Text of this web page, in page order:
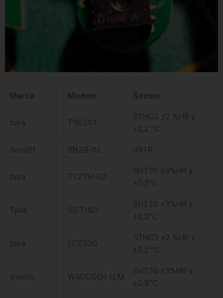
Marca Modelo Sensor
tuya TS0201
STHC3 ±2 %HR y
±0,2 °C
Sonoff SNZB-02 091R
tuya TYZTH-02
SHT30 ±3%HR y
±0,3°C
Tyua ST-TH01
SHT30 ±3%HR y
±0,3°C
tuya LCZ030
STHC3 ±2 %HR y
±0,2 °C
xiaomi WSDCGQ11LM
SHT30 ±3%HR y
±0,3°C